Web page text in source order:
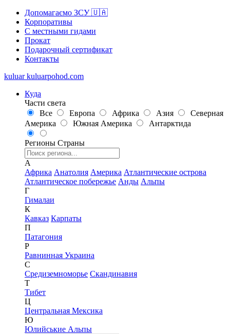
Допомагаємо ЗСУ 🇺🇦
Корпоративы
С местными гидами
Прокат
Подарочный сертификат
Контакты
kuluar kuluarpohod.com
Куда
Части света
Все
Европа Африка Азия
Северная
Америка
Южная Америка Антарктида
Регионы Страны
А
Африка Анатолия Америка Атлантические острова
Атлантическое побережье Анды Альпы
Г
Гималаи
К
Кавказ Карпаты
П
Патагония
Р
Равнинная Украина
С
Средиземноморье Скандинавия
Т
Тибет
Ц
Центральная Мексика
Ю
Юлийськие Альпы